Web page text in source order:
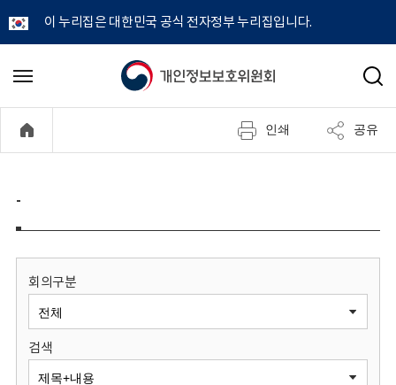
이 누리집은 대한민국 공식 전자정부 누리집입니다.
개
정
보
원
메
기
검
인쇄 공유
-
회의구분
검색